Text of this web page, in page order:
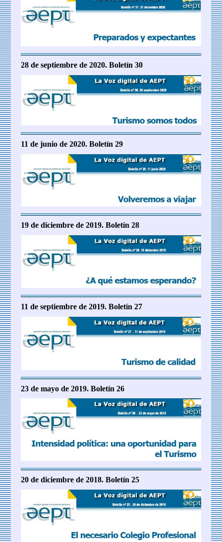
28 de septiembre de 2020. Boletín 30
11 de junio de 2020. Boletín 29
19 de diciembre de 2019. Boletín 28
11 de septiembre de 2019. Boletín 27
23 de mayo de 2019. Boletín 26
20 de diciembre de 2018. Boletín 25